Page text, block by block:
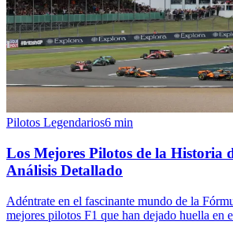
Pilotos Legendarios6 min
Los Mejores Pilotos de la Historia
Análisis Detallado
Adéntrate en el fascinante mundo de la
mejores pilotos F1 que han dejado huella en